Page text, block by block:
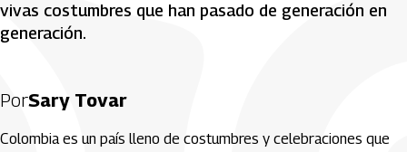
vivas costumbres que han pasado de generación en
generación.
PorSary Tovar
Colombia es un país lleno de costumbres y celebraciones que